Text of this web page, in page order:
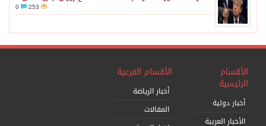
253
الأقسام
الرئيسية
أخبار دولية
الأخبار العربية
الأقسام الفرعية
أخبار الرياضة
المقالات